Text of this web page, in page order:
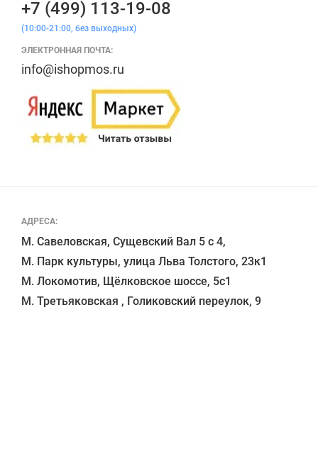
АДРЕСА:
М. Савеловская, Сущевский Вал 5 с 4,
М. Парк культуры, улица Льва Толстого, 23к1
М. Локомотив, Щёлковское шоссе, 5с1
+7 (499) 113-19-08
(10:00-21:00, без выходных)
ЭЛЕКТРОННАЯ ПОЧТА:
info@ishopmos.ru